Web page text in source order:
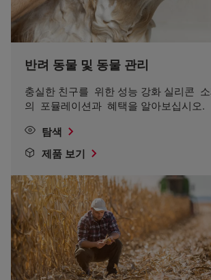
반려 동물 및 동물 관리
충실한 친구를 위한 성능 강화 실리콘
의 포뮬레이션과 혜택을 알아보십시오.
탐색
제품 보기